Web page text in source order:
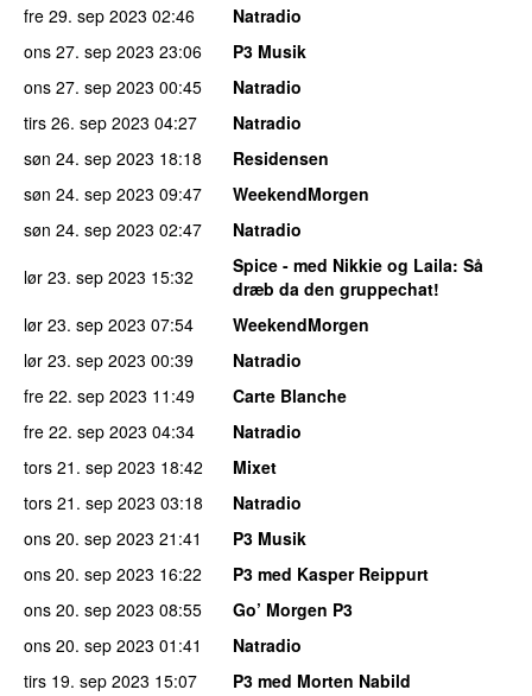
fre 29. sep 2023 02:46
Natradio
ons 27. sep 2023 23:06
P3 Musik
ons 27. sep 2023 00:45
Natradio
tirs 26. sep 2023 04:27
Natradio
søn 24. sep 2023 18:18
Residensen
søn 24. sep 2023 09:47
WeekendMorgen
søn 24. sep 2023 02:47
Natradio
lør 23. sep 2023 15:32 Spice - med Nikkie og Laila: Så
dræb da den gruppechat!
lør 23. sep 2023 07:54
WeekendMorgen
lør 23. sep 2023 00:39
Natradio
fre 22. sep 2023 11:49
Carte Blanche
fre 22. sep 2023 04:34
Natradio
tors 21. sep 2023 18:42
Mixet
tors 21. sep 2023 03:18
Natradio
ons 20. sep 2023 21:41
P3 Musik
ons 20. sep 2023 16:22
P3 med Kasper Reippurt
ons 20. sep 2023 08:55
Go’ Morgen P3
ons 20. sep 2023 01:41
Natradio
tirs 19. sep 2023 15:07
P3 med Morten Nabild